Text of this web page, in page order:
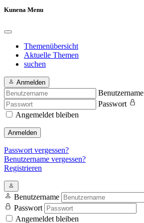
Kunena Menu
Themenübersicht
Aktuelle Themen
suchen
Anmelden
Benutzername
Passwort
Angemeldet bleiben
Anmelden
Passwort vergessen?
Benutzername vergessen?
Registrieren
Benutzername
Passwort
Angemeldet bleiben